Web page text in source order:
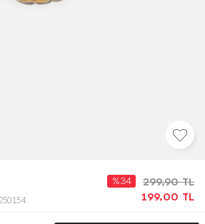
299,90TL
199,00 TL
%34